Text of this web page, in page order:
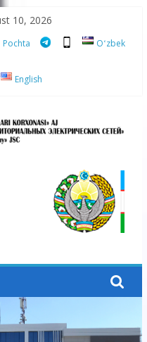
10, 2026
Pochta Oʻzbek
English